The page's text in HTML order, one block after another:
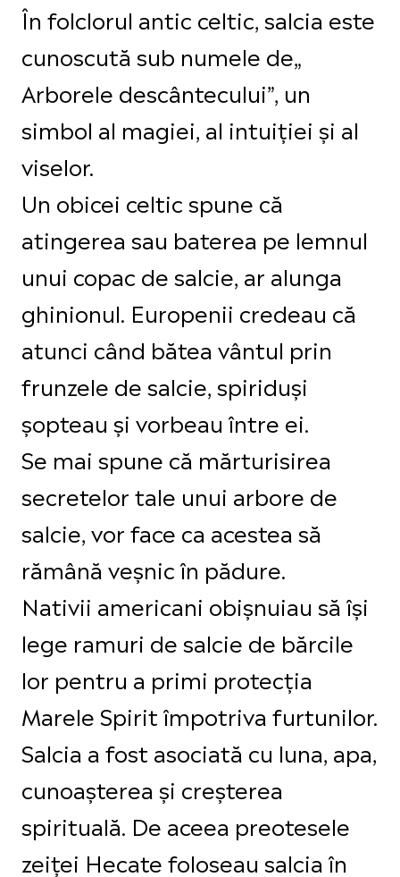
În folclorul antic celtic, salcia este
cunoscută sub numele de„
Arborele descântecului”, un
simbol al magiei, al intuiției și al
viselor.
Un obicei celtic spune că
atingerea sau baterea pe lemnul
unui copac de salcie, ar alunga
ghinionul. Europenii credeau că
atunci când bătea vântul prin
frunzele de salcie, spiriduși
șopteau și vorbeau între ei.
Se mai spune că mărturisirea
secretelor tale unui arbore de
salcie, vor face ca acestea să
rămână veșnic în pădure.
Nativii americani obișnuiau să își
lege ramuri de salcie de bărcile
lor pentru a primi protecția
Marele Spirit împotriva furtunilor.
Salcia a fost asociată cu luna, apa,
cunoașterea și creșterea
spirituală. De aceea preotesele
zeiței Hecate foloseau salcia în